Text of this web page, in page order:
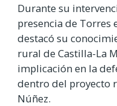
Durante su
presencia de Torres
destacó su
rural de Castilla-La
implicación en la
dentro del proyecto
Núñez.